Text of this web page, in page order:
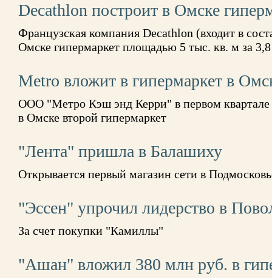
Decathlon построит в Омске
Французская компания Decathlon (входит в
Омске гипермаркет площадью 5 тыс. кв. м за
Меtrо вложит в гипермаркет в
ООО "Метро Кэш энд Керри" в первом квартале
в Омске второй гипермаркет
"Лента" пришла в Балашиху
Открывается первый магазин сети в
"Эссен" упрочил лидерство в
За счет покупки "Камиллы"
"Ашан" вложил 380 млн руб. в